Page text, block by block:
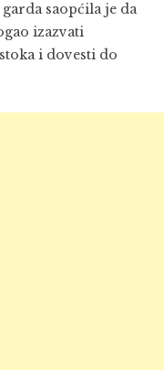
saopćila je da
izazvati
i dovesti do